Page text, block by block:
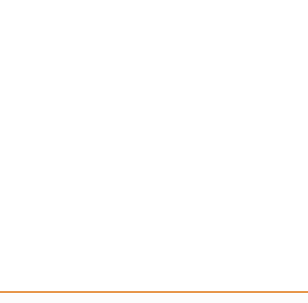
A Turminha da Reciclagem marca 25 anos com